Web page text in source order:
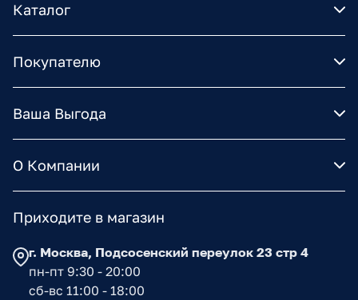
Каталог
Покупателю
Ваша Выгода
О Компании
Приходите в магазин
г. Москва, Подсосенский переулок 23 стр 4
пн-пт 9:30 - 20:00
сб-вс 11:00 - 18:00